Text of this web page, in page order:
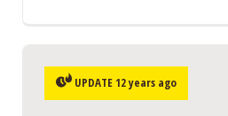
UPDATE 12 years ago